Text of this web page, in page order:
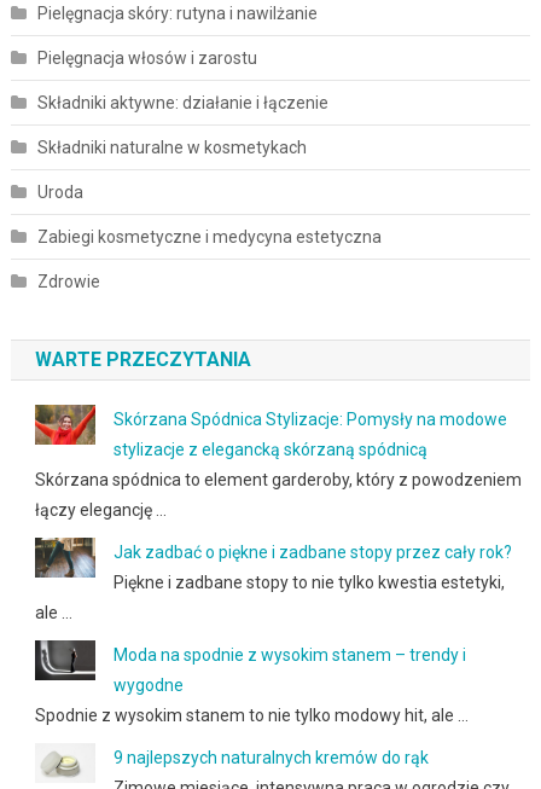
Pielęgnacja skóry: rutyna i nawilżanie
Pielęgnacja włosów i zarostu
Składniki aktywne: działanie i łączenie
Składniki naturalne w kosmetykach
Uroda
Zabiegi kosmetyczne i medycyna estetyczna
Zdrowie
WARTE PRZECZYTANIA
Skórzana Spódnica Stylizacje: Pomysły na modowe
stylizacje z elegancką skórzaną spódnicą
Skórzana spódnica to element garderoby, który z powodzeniem
łączy elegancję …
Jak zadbać o piękne i zadbane stopy przez cały rok?
Piękne i zadbane stopy to nie tylko kwestia estetyki,
ale …
Moda na spodnie z wysokim stanem – trendy i
wygodne
Spodnie z wysokim stanem to nie tylko modowy hit, ale …
9 najlepszych naturalnych kremów do rąk